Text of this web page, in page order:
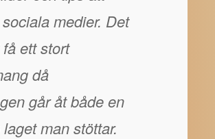
medier. Det
ett stort
då
går åt både en
man stöttar.